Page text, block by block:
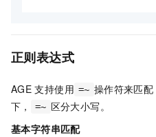
正则表达式
AGE 支持使用 =~ 操作符来匹配
下，
=~ 区分大小写。
基本字符串匹配